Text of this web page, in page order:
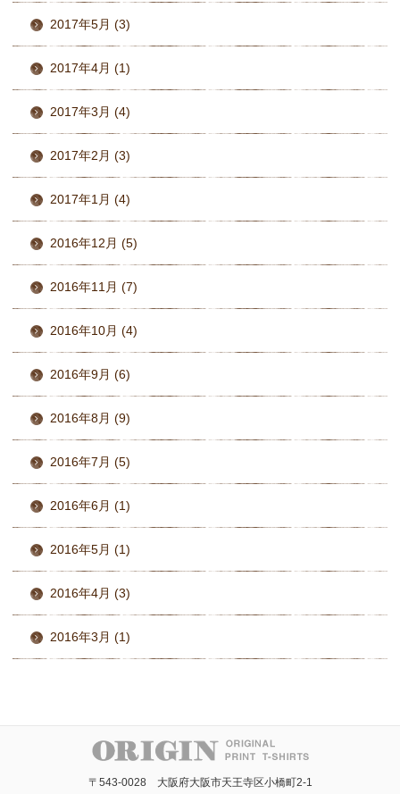
2017年5月 (3)
2017年4月 (1)
2017年3月 (4)
2017年2月 (3)
2017年1月 (4)
2016年12月 (5)
2016年11月 (7)
2016年10月 (4)
2016年9月 (6)
2016年8月 (9)
2016年7月 (5)
2016年6月 (1)
2016年5月 (1)
2016年4月 (3)
2016年3月 (1)
〒543-0028 大阪府大阪市天王寺区小橋町2-1